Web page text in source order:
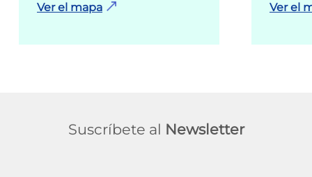
Ver el mapa Ver el
Suscríbete al Newsletter